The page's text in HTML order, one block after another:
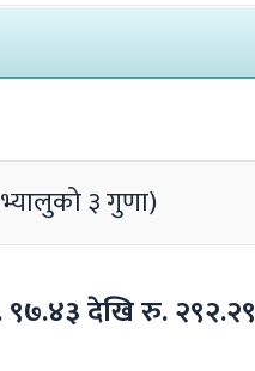
३ गुणा)
देखि रु. २९२.२९